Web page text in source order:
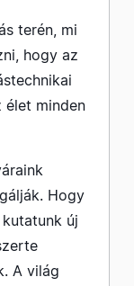
terén, mi
hogy az
élet minden
Hogy
új
A világ